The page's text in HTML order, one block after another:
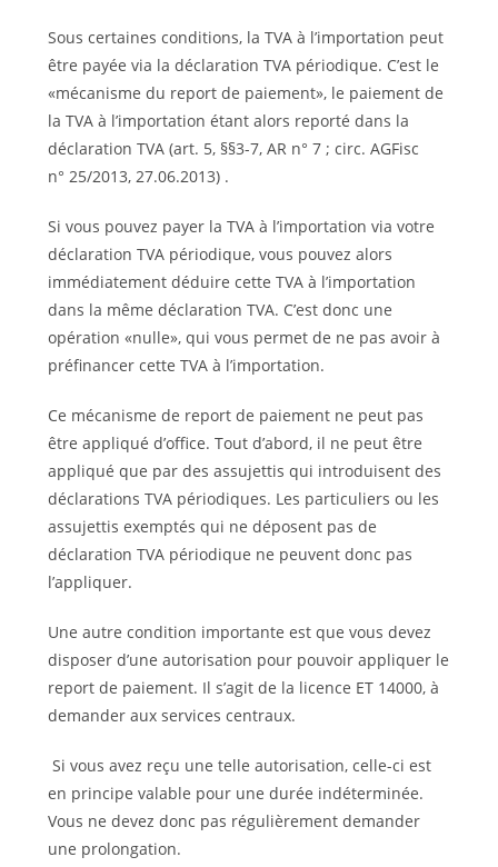
Sous certaines conditions, la TVA à l’importation peut
être payée via la déclaration TVA périodique. C’est le
«mécanisme du report de paiement», le paiement de
la TVA à l’importation étant alors reporté dans la
déclaration TVA (art. 5, §§3-7, AR n° 7 ; circ. AGFisc
n° 25/2013, 27.06.2013) .
Si vous pouvez payer la TVA à l’importation via votre
déclaration TVA périodique, vous pouvez alors
immédiatement déduire cette TVA à l’importation
dans la même déclaration TVA. C’est donc une
opération «nulle», qui vous permet de ne pas avoir à
préfinancer cette TVA à l’importation.
Ce mécanisme de report de paiement ne peut pas
être appliqué d’office. Tout d’abord, il ne peut être
appliqué que par des assujettis qui introduisent des
déclarations TVA périodiques. Les particuliers ou les
assujettis exemptés qui ne déposent pas de
déclaration TVA périodique ne peuvent donc pas
l’appliquer.
Une autre condition importante est que vous devez
disposer d’une autorisation pour pouvoir appliquer le
report de paiement. Il s’agit de la licence ET 14000, à
demander aux services centraux.
Si vous avez reçu une telle autorisation, celle-ci est
en principe valable pour une durée indéterminée.
Vous ne devez donc pas régulièrement demander
une prolongation.